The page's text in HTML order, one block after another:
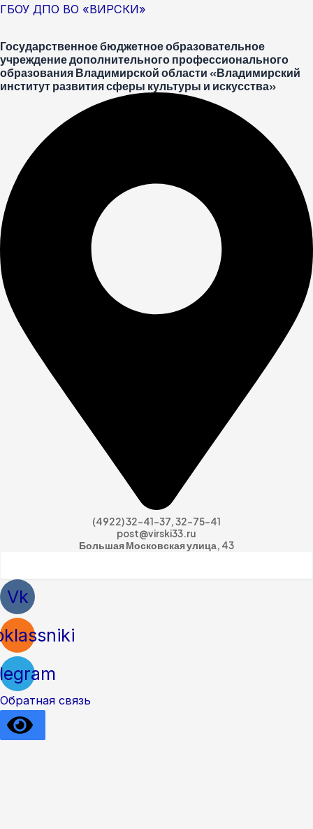
Перейти
содержимому
ГБОУ ДПО ВО «ВИРСКИ»
Государственное бюджетное образовательное
учреждение дополнительного профессионального
образования Владимирской области «Владимирский
институт развития сферы культуры и искусства»
(4922) 32-41-37, 32-75-41
post@virski33.ru
Большая Московская улица, 43
Vk
Обратная связь
Меню
Post